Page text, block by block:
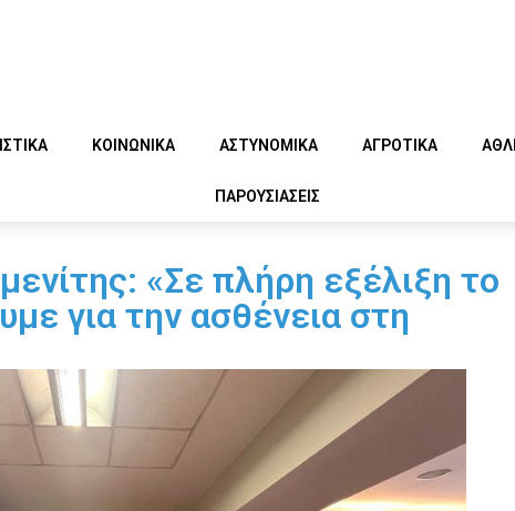
ΚΟΙΝΩΝΙΚΑ ΑΣΤΥΝΟΜΙΚΑ ΑΓΡΟΤΙΚΑ
ΠΑΡΟΥΣΙΑΣΕΙΣ
«Σε πλήρη εξέλιξη το
για την ασθένεια στη